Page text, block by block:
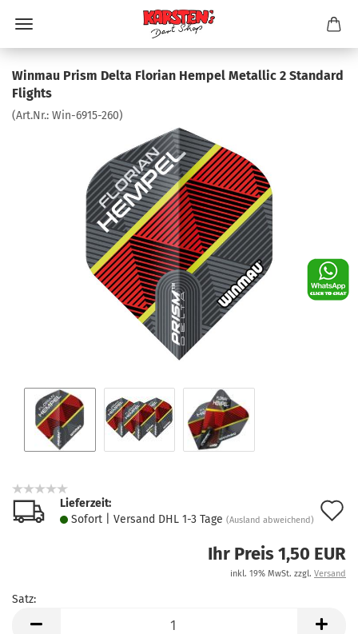
Winmau Prism Delta Florian Hempel Metallic 2 Standard
Flights
(Art.Nr.: Win-6915-260)
Lieferzeit:
Sofort | Versand DHL 1-3 Tage (Ausland abweichend)
Ihr Preis 1,50 EUR
inkl. 19% MwSt. zzgl. Versand
Satz: